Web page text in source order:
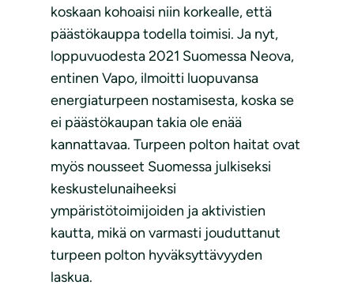
koskaan kohoaisi niin korkealle, että
päästökauppa todella toimisi. Ja nyt,
loppuvuodesta 2021 Suomessa Neova,
entinen Vapo, ilmoitti luopuvansa
energiaturpeen nostamisesta, koska se
ei päästökaupan takia ole enää
kannattavaa. Turpeen polton haitat ovat
myös nousseet Suomessa julkiseksi
keskustelunaiheeksi
ympäristötoimijoiden ja aktivistien
kautta, mikä on varmasti jouduttanut
turpeen polton hyväksyttävyyden
laskua.